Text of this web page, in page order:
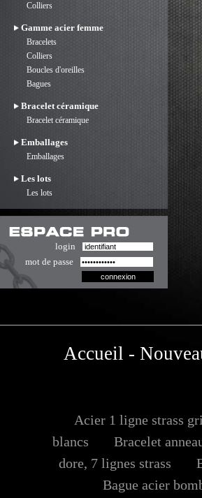
Colliers
Gamme acier femme
Bracelets
Colliers
Boucles d'oreilles
Bagues
Bracelet céramique
Bracelet céramique
Emballages
Emballages
Les lots
Les lots
login
mot de passe
Accueil -
Acier 1 ligne strass
blancs
Bracelet
dore, 7 lignes strass
Bague acier